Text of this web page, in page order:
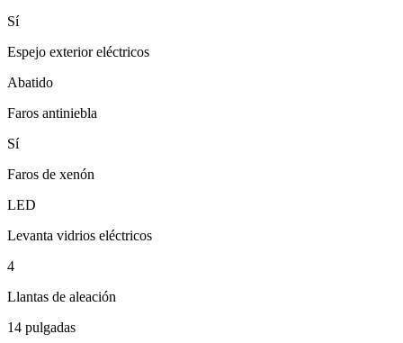
Sí
Espejo exterior eléctricos
Abatido
Faros antiniebla
Sí
Faros de xenón
LED
Levanta vidrios eléctricos
4
Llantas de aleación
14 pulgadas